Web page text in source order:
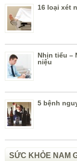
16 loại xét
Nhịn tiểu –
niệu
5 bệnh
SỨC KHỎE NAM